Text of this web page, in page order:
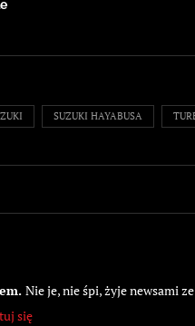
SUZUKI HAYABUSA
Nie je, nie śpi, żyje newsami
się